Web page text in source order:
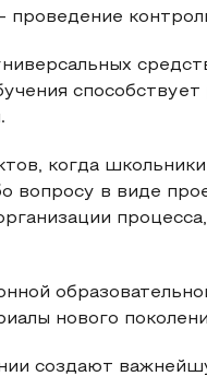
проведение
когда
вопросу в виде
нового
создают